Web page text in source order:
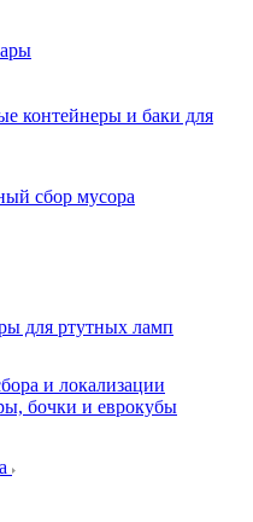
контейнеры и баки для
сбор мусора
для ртутных ламп
и локализации
бочки и еврокубы